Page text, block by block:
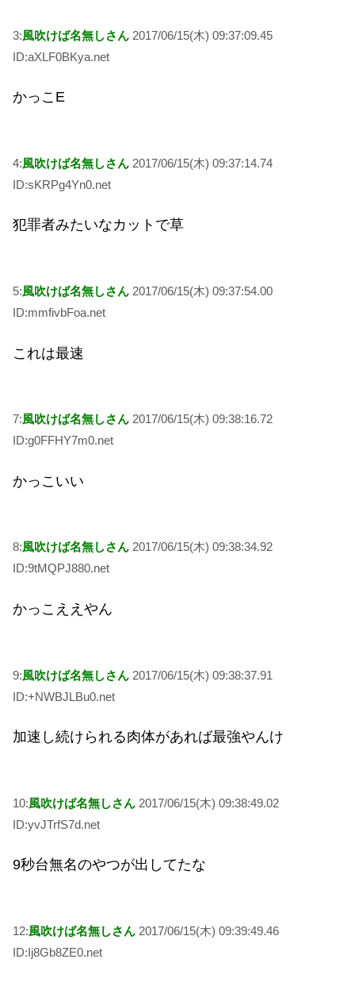
3:風吹けば名無しさん 2017/06/15(木) 09:37:09.45
ID:aXLF0BKya.net
かっこE
4:風吹けば名無しさん 2017/06/15(木) 09:37:14.74
ID:sKRPg4Yn0.net
犯罪者みたいなカットで草
5:風吹けば名無しさん 2017/06/15(木) 09:37:54.00
ID:mmfivbFoa.net
これは最速
7:風吹けば名無しさん 2017/06/15(木) 09:38:16.72
ID:g0FFHY7m0.net
かっこいい
8:風吹けば名無しさん 2017/06/15(木) 09:38:34.92
ID:9tMQPJ880.net
かっこええやん
9:風吹けば名無しさん 2017/06/15(木) 09:38:37.91
ID:+NWBJLBu0.net
加速し続けられる肉体があれば最強やんけ
10:風吹けば名無しさん 2017/06/15(木) 09:38:49.02
ID:yvJTrfS7d.net
9秒台無名のやつが出してたな
12:風吹けば名無しさん 2017/06/15(木) 09:39:49.46
ID:Ij8Gb8ZE0.net